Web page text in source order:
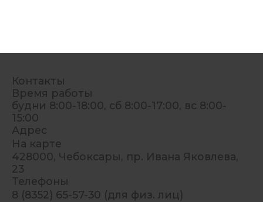
Контакты
Время работы
будни 8:00-18:00, сб 8:00-17:00, вс 8:00-
15:00
Адрес
На карте
428000, Чебоксары, пр. Ивана Яковлева,
23
Телефоны
8 (8352) 65-57-30 (для физ. лиц)